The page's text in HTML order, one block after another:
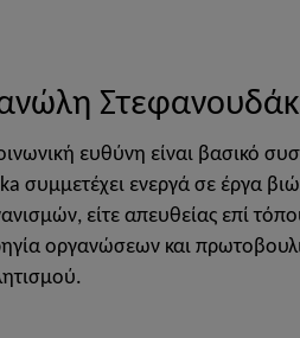
ευθύνη είναι βασικό
συμμετέχει ενεργά σε έργα
είτε απευθείας επί
οργανώσεων και